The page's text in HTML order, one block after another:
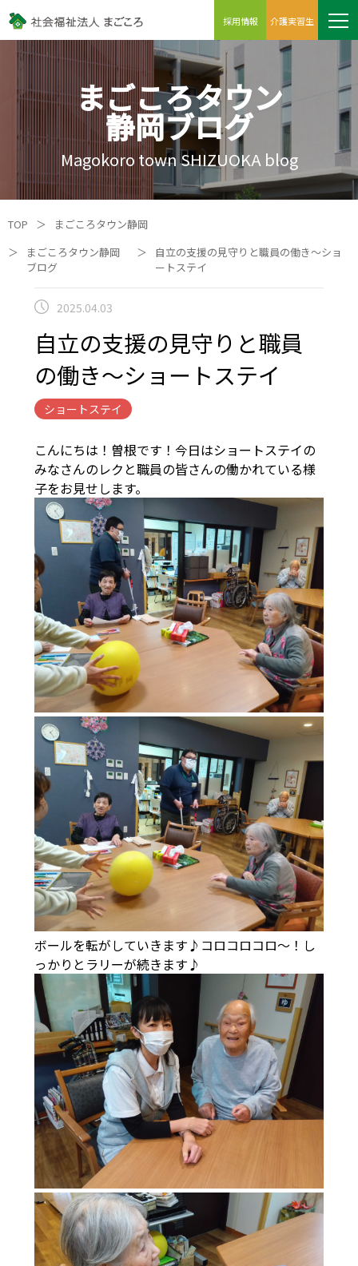
採用情報 介護実習生
まごころタウン
静岡ブログ
Magokoro town SHIZUOKA blog
TOP ＞
まごころタウン静岡
＞
まごころタウン静岡
ブログ
＞
自立の支援の見守りと職員の働き～ショ
ートステイ
2025.04.03
自立の支援の見守りと職員
の働き～ショートステイ
ショートステイ
こんにちは！曽根です！今日はショートステイの
みなさんのレクと職員の皆さんの働かれている様
子をお見せします。
ボールを転がしていきます♪コロコロコロ～！し
っかりとラリーが続きます♪